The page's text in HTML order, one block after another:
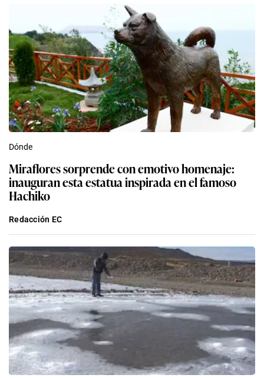
Dónde
Miraflores sorprende con emotivo homenaje:
inauguran esta estatua inspirada en el famoso
Hachiko
Redacción EC